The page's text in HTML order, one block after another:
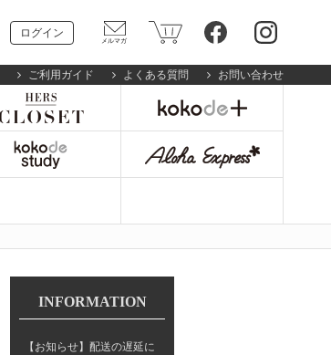
ログイン
ご利用ガイド よくある質問 お問い合わせ
INFORMATION
【お知らせ】配送の遅延に